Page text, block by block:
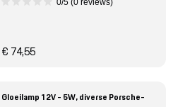
0/5 (0 reviews)
€ 74,55
Gloeilamp 12V - 5W, diverse Porsche-